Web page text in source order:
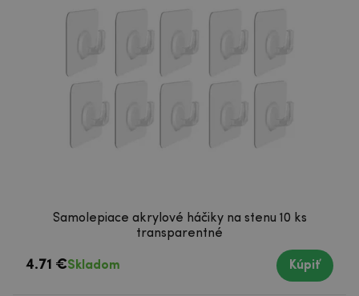
Samolepiace akrylové háčiky na stenu 10 ks
transparentné
4.71 €Skladom Kúpiť